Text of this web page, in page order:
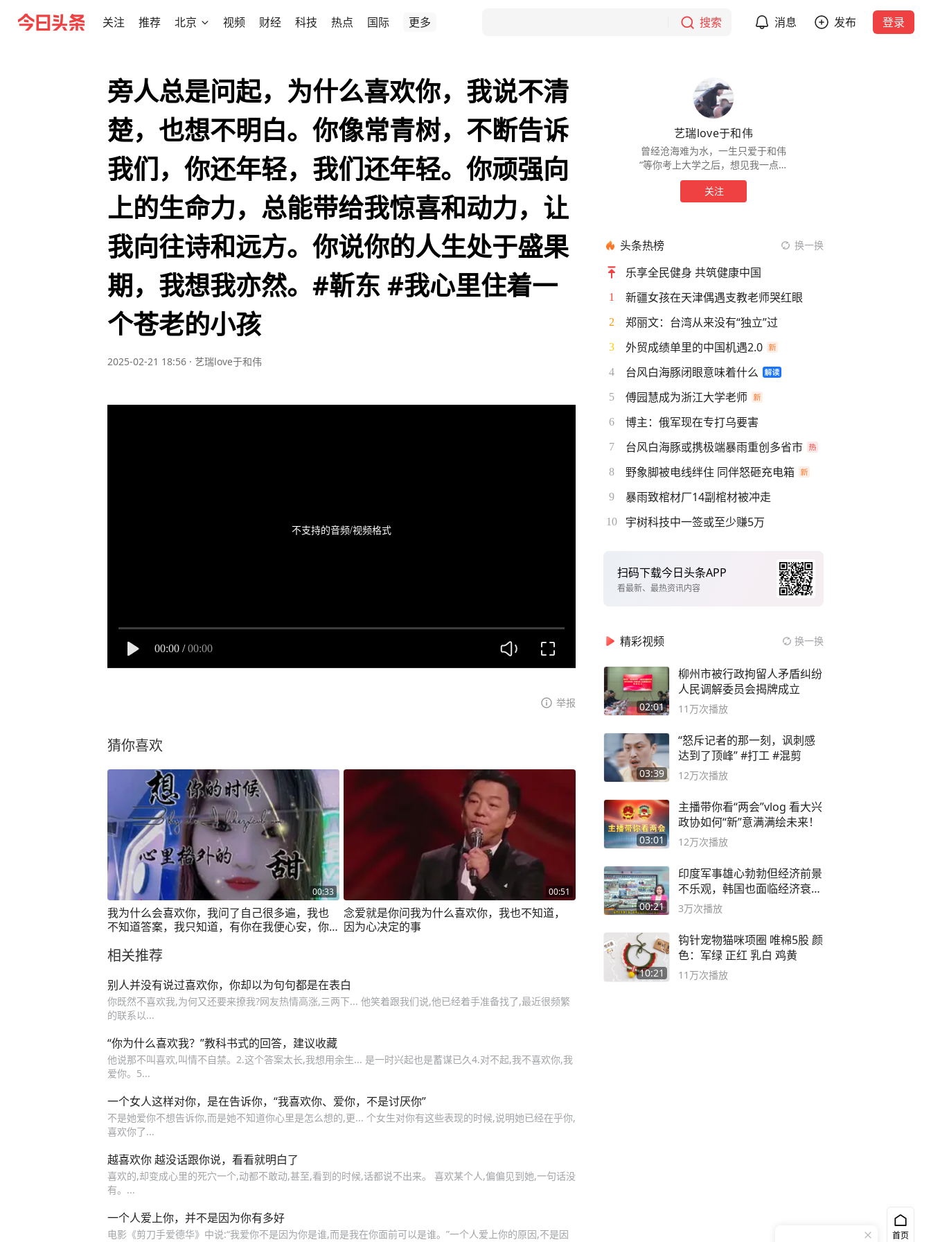
关注 推荐 北京 视频 财经 科技 热点 国际 更多 搜索 消息 发布 登录
旁人总是问起，为什么喜欢你，我说不清
楚，也想不明白。你像常青树，不断告诉
我们，你还年轻，我们还年轻。你顽强向
上的生命力，总能带给我惊喜和动力，让
我向往诗和远方。你说你的人生处于盛果
期，我想我亦然。#靳东 #我心里住着一
个苍老的小孩
2025-02-21 18:56 · 艺瑞love于和伟
不支持的音频/视频格式
00:00 / 00:00
举报
猜你喜欢
00:33
我为什么会喜欢你，我问了自己很多遍，我也
不知道答案，我只知道，有你在我便心安，你
甜，感觉有你在真的好幸福，感谢你的出现，
就足够了！
00:51
念爱就是你问我为什么喜欢你，我也不知道，
因为心决定的事
相关推荐
别人并没有说过喜欢你，你却以为句句都是在表白
你既然不喜欢我,为何又还要来撩我?网友热情高涨,三两下... 他笑着跟我们说,他已经着手准备找了,最近很频繁
的联系以...
“你为什么喜欢我？”教科书式的回答，建议收藏
他说那不叫喜欢,叫情不自禁。2.这个答案太长,我想用余生... 是一时兴起也是蓄谋已久4.对不起,我不喜欢你,我
爱你。5...
一个女人这样对你，是在告诉你，“我喜欢你、爱你，不是讨厌你”
不是她爱你不想告诉你,而是她不知道你心里是怎么想的,更... 个女生对你有这些表现的时候,说明她已经在乎你,
喜欢你了...
越喜欢你 越没话跟你说，看看就明白了
喜欢的,却变成心里的死穴一个,动都不敢动,甚至,看到的时候,话都说不出来。 喜欢某个人,偏偏见到她,一句话没
有。...
一个人爱上你，并不是因为你有多好
电影《剪刀手爱德华》中说:“我爱你不是因为你是谁,而是我在你面前可以是谁。”一个人爱上你的原因,不是因
艺瑞love于和伟
曾经沧海难为水，一生只爱于和伟
“等你考上大学之后，想见我一点都
不是问题”─于和伟 “减少期待，戒掉
敏感”
关注
头条热榜 换一换
乐享全民健身 共筑健康中国
1 新疆女孩在天津偶遇支教老师哭红眼
2 郑丽文：台湾从来没有“独立”过
3 外贸成绩单里的中国机遇2.0
4 台风白海豚闭眼意味着什么
5 傅园慧成为浙江大学老师
6 博主：俄军现在专打乌要害
7 台风白海豚或携极端暴雨重创多省市
8 野象脚被电线绊住 同伴怒砸充电箱
9 暴雨致棺材厂14副棺材被冲走
10 宇树科技中一签或至少赚5万
扫码下载今日头条APP
看最新、最热资讯内容
精彩视频 换一换
02:01
柳州市被行政拘留人矛盾纠纷
人民调解委员会揭牌成立
11万次播放
03:39
“怒斥记者的那一刻，讽刺感
达到了顶峰” #打工 #混剪
12万次播放
03:01
主播带你看“两会”vlog 看大兴
政协如何“新”意满满绘未来！
12万次播放
00:21
印度军事雄心勃勃但经济前景
不乐观，韩国也面临经济衰退
风险
3万次播放
10:21
钩针宠物猫咪项圈 唯棉5股 颜
色：军绿 正红 乳白 鸡黄
11万次播放
首页